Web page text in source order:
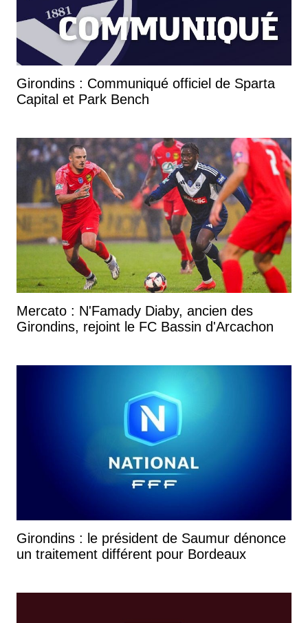
Girondins : Communiqué officiel de Sparta
Capital et Park Bench
Mercato : N'Famady Diaby, ancien des
Girondins, rejoint le FC Bassin d'Arcachon
Girondins : le président de Saumur dénonce
un traitement différent pour Bordeaux